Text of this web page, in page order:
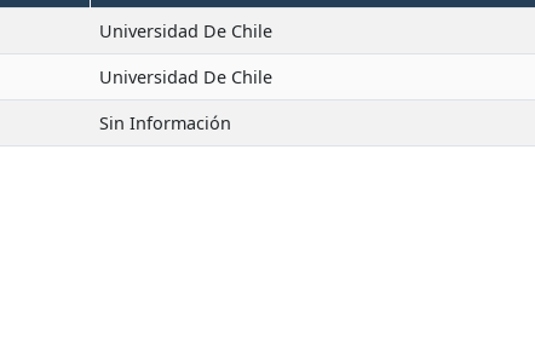
Universidad De Chile
Universidad De Chile
Sin Información